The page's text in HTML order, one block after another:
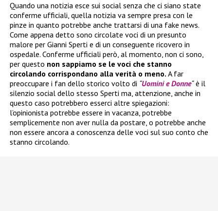
Quando una notizia esce sui social senza che ci siano state
conferme ufficiali, quella notizia va sempre presa con le
pinze in quanto potrebbe anche trattarsi di una fake news.
Come appena detto sono circolate voci di un presunto
malore per Gianni Sperti e di un conseguente ricovero in
ospedale. Conferme ufficiali però, al momento, non ci sono,
per questo non sappiamo se le voci che stanno
circolando corrispondano alla verità o meno. A far
preoccupare i fan dello storico volto di “Uomini e Donne“è il
silenzio social dello stesso Sperti ma, attenzione, anche in
questo caso potrebbero esserci altre spiegazioni:
l’opinionista potrebbe essere in vacanza, potrebbe
semplicemente non aver nulla da postare, o potrebbe anche
non essere ancora a conoscenza delle voci sul suo conto che
stanno circolando.